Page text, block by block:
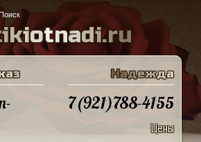
ikiotnadi.ru
аз Надежда
7(921)788-4155
Цены